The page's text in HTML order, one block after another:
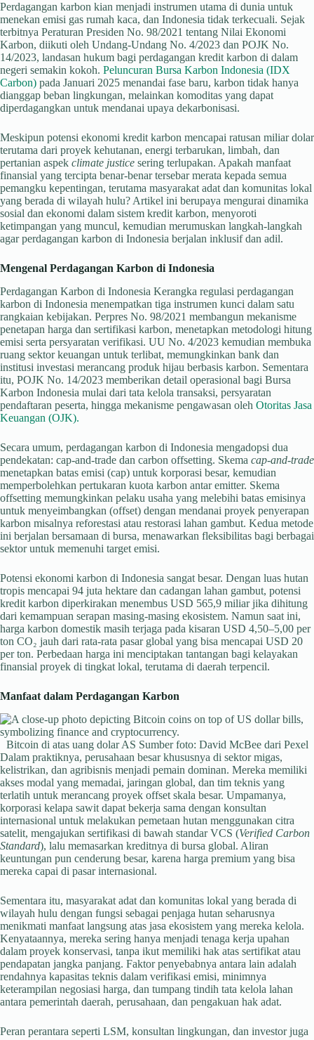
Perdagangan karbon kian menjadi instrumen utama di dunia untuk
menekan emisi gas rumah kaca, dan Indonesia tidak terkecuali. Sejak
terbitnya Peraturan Presiden No. 98/2021 tentang Nilai Ekonomi
Karbon, diikuti oleh Undang-Undang No. 4/2023 dan POJK No.
14/2023, landasan hukum bagi perdagangan kredit karbon di dalam
negeri semakin kokoh. Peluncuran Bursa Karbon Indonesia (IDX
Carbon) pada Januari 2025 menandai fase baru, karbon tidak hanya
dianggap beban lingkungan, melainkan komoditas yang dapat
diperdagangkan untuk mendanai upaya dekarbonisasi.
Meskipun potensi ekonomi kredit karbon mencapai ratusan miliar dolar
terutama dari proyek kehutanan, energi terbarukan, limbah, dan
pertanian aspek climate justice sering terlupakan. Apakah manfaat
finansial yang tercipta benar-benar tersebar merata kepada semua
pemangku kepentingan, terutama masyarakat adat dan komunitas lokal
yang berada di wilayah hulu? Artikel ini berupaya mengurai dinamika
sosial dan ekonomi dalam sistem kredit karbon, menyoroti
ketimpangan yang muncul, kemudian merumuskan langkah-langkah
agar perdagangan karbon di Indonesia berjalan inklusif dan adil.
Mengenal Perdagangan Karbon di Indonesia
Perdagangan Karbon di Indonesia Kerangka regulasi perdagangan
karbon di Indonesia menempatkan tiga instrumen kunci dalam satu
rangkaian kebijakan. Perpres No. 98/2021 membangun mekanisme
penetapan harga dan sertifikasi karbon, menetapkan metodologi hitung
emisi serta persyaratan verifikasi. UU No. 4/2023 kemudian membuka
ruang sektor keuangan untuk terlibat, memungkinkan bank dan
institusi investasi merancang produk hijau berbasis karbon. Sementara
itu, POJK No. 14/2023 memberikan detail operasional bagi Bursa
Karbon Indonesia mulai dari tata kelola transaksi, persyaratan
pendaftaran peserta, hingga mekanisme pengawasan oleh Otoritas Jasa
Keuangan (OJK).
Secara umum, perdagangan karbon di Indonesia mengadopsi dua
pendekatan: cap-and-trade dan carbon offsetting. Skema cap-and-trade
menetapkan batas emisi (cap) untuk korporasi besar, kemudian
memperbolehkan pertukaran kuota karbon antar emitter. Skema
offsetting memungkinkan pelaku usaha yang melebihi batas emisinya
untuk menyeimbangkan (offset) dengan mendanai proyek penyerapan
karbon misalnya reforestasi atau restorasi lahan gambut. Kedua metode
ini berjalan bersamaan di bursa, menawarkan fleksibilitas bagi berbagai
sektor untuk memenuhi target emisi.
Potensi ekonomi karbon di Indonesia sangat besar. Dengan luas hutan
tropis mencapai 94 juta hektare dan cadangan lahan gambut, potensi
kredit karbon diperkirakan menembus USD 565,9 miliar jika dihitung
dari kemampuan serapan masing-masing ekosistem. Namun saat ini,
harga karbon domestik masih terjaga pada kisaran USD 4,50–5,00 per
ton CO₂ jauh dari rata-rata pasar global yang bisa mencapai USD 20
per ton. Perbedaan harga ini menciptakan tantangan bagi kelayakan
finansial proyek di tingkat lokal, terutama di daerah terpencil.
Manfaat dalam Perdagangan Karbon
Bitcoin di atas uang dolar AS Sumber foto: David McBee dari Pexel
Dalam praktiknya, perusahaan besar khususnya di sektor migas,
kelistrikan, dan agribisnis menjadi pemain dominan. Mereka memiliki
akses modal yang memadai, jaringan global, dan tim teknis yang
terlatih untuk merancang proyek offset skala besar. Umpamanya,
korporasi kelapa sawit dapat bekerja sama dengan konsultan
internasional untuk melakukan pemetaan hutan menggunakan citra
satelit, mengajukan sertifikasi di bawah standar VCS (Verified Carbon
Standard), lalu memasarkan kreditnya di bursa global. Aliran
keuntungan pun cenderung besar, karena harga premium yang bisa
mereka capai di pasar internasional.
Sementara itu, masyarakat adat dan komunitas lokal yang berada di
wilayah hulu dengan fungsi sebagai penjaga hutan seharusnya
menikmati manfaat langsung atas jasa ekosistem yang mereka kelola.
Kenyataannya, mereka sering hanya menjadi tenaga kerja upahan
dalam proyek konservasi, tanpa ikut memiliki hak atas sertifikat atau
pendapatan jangka panjang. Faktor penyebabnya antara lain adalah
rendahnya kapasitas teknis dalam verifikasi emisi, minimnya
keterampilan negosiasi harga, dan tumpang tindih tata kelola lahan
antara pemerintah daerah, perusahaan, dan pengakuan hak adat.
Peran perantara seperti LSM, konsultan lingkungan, dan investor juga